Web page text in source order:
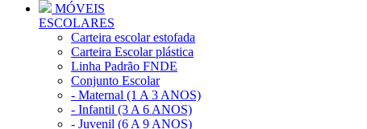
MÓVEIS
ESCOLARES
Carteira escolar estofada
Carteira Escolar plástica
Linha Padrão FNDE
Conjunto Escolar
- Maternal (1 A 3 ANOS)
- Infantil (3 A 6 ANOS)
- Juvenil (6 A 9 ANOS)